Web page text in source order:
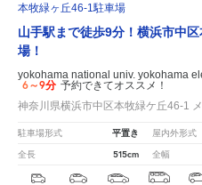
本牧緑ヶ丘46-1駐車場
山手駅まで徒歩9分！横浜市中
場！
yokohama national univ. yokohama
6～9分 予約できてオススメ！
神奈川県横浜市中区本牧緑ケ丘46-1
駐車場形式 平置き 屋内外形式
全長 515cm 全幅